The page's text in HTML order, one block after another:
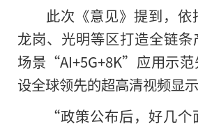
此次《意见》提到，依
龙岗、光明等区打造全链
场景“AI+5G+8K”应用示范
设全球领先的超高清视频显示
“政策公布后，好几